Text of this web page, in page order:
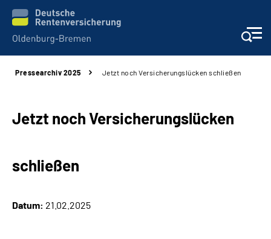
Beratung und Kontakt
Pressearchiv 2025 Jetzt noch Versicherungslücken schließen
Jetzt noch Versicherungslücken
schließen
Datum: 21.02.2025